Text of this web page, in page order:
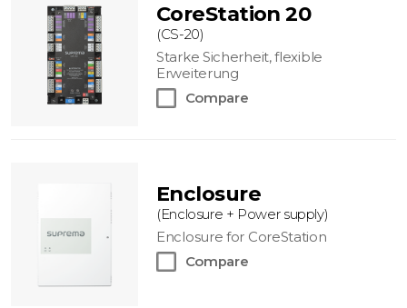
CoreStation 20
(CS-20)
Starke Sicherheit, flexible
Erweiterung
Compare
Enclosure
(Enclosure + Power supply)
Enclosure for CoreStation
Compare